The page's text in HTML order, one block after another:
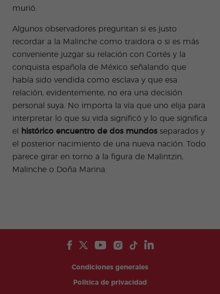
murió.
Algunos observadores preguntan si es justo
recordar a la Malinche como traidora o si es más
conveniente juzgar su relación con Cortés y la
conquista española de México señalando que
había sido vendida como esclava y que esa
relación, evidentemente, no era una decisión
personal suya. No importa la vía que uno elija para
interpretar lo que su vida significó y lo que significa
el
histórico encuentro de dos mundosseparados y
el posterior nacimiento de una nueva nación. Todo
parece girar en torno a la figura de Malintzin,
Malinche o Doña Marina.
Condiciones generales
Política de privacidad